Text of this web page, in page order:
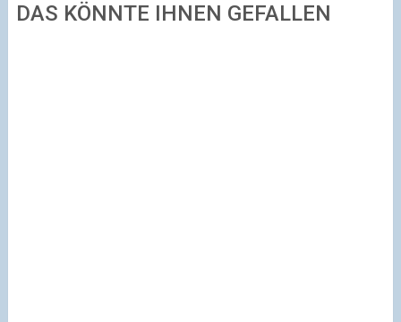
DAS KÖNNTE IHNEN GEFALLEN